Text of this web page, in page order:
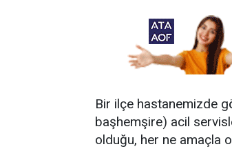
Bir ilçe hastanemizde
başhemşire) acil
olduğu, her ne amaçla